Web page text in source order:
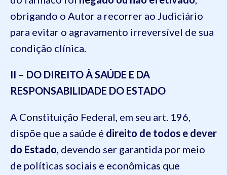
obrigando o Autor a recorrer ao Judiciário
para evitar o agravamento irreversível de sua
condição clínica.
II – DO DIREITO À SAÚDE E DA
RESPONSABILIDADE DO ESTADO
A Constituição Federal, em seu art. 196,
dispõe que a saúde é direito de todos e dever
do Estado, devendo ser garantida por meio
de políticas sociais e econômicas que